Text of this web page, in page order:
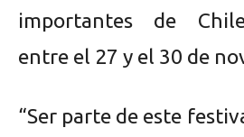
importantes de
entre el 27 y el 30 de
“Ser parte de este